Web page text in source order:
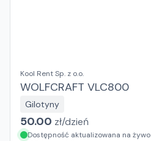
Kool Rent Sp. z o.o.
WOLFCRAFT VLC800
Gilotyny
50.00 zł/dzień
Dostępność aktualizowana na żywo